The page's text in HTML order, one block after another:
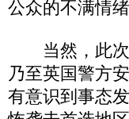
公众的不满情绪
当然，此次
乃至英国警方
有意识到事态